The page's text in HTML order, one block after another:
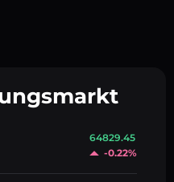
64829.45
-0.22%